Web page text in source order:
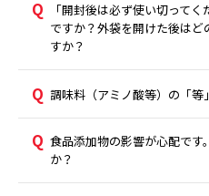
「開封後は必ず使い切って
ですか？外袋を開けた後は
すか？
調味料（アミノ酸等）の「等
食品添加物の影響が心配です
か？